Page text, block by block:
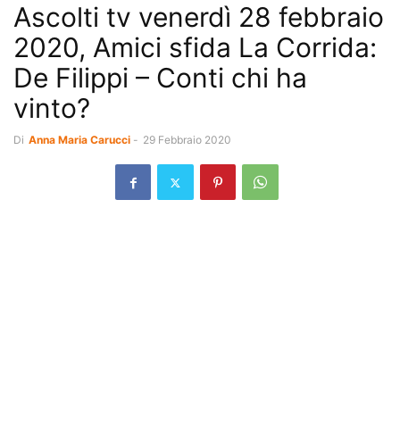
Ascolti tv venerdì 28 febbraio
2020, Amici sfida La Corrida:
De Filippi – Conti chi ha
vinto?
Di Anna Maria Carucci - 29 Febbraio 2020